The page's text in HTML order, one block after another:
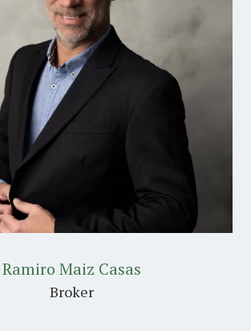
Ramiro Maiz Casas
Broker